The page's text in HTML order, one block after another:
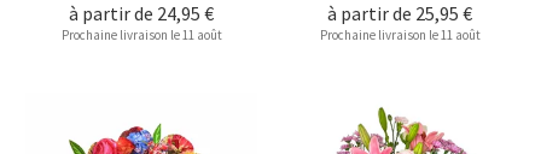
à partir de 24,95 €
Prochaine livraison le 11 août
à partir de 25,95 €
Prochaine livraison le 11 août